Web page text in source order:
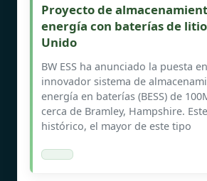
Proyecto de
energía con baterías de
Unido
BW ESS ha anunciado la puesta
innovador sistema de
energía en baterías (BESS) de
cerca de Bramley, Hampshire.
histórico, el mayor de este tipo